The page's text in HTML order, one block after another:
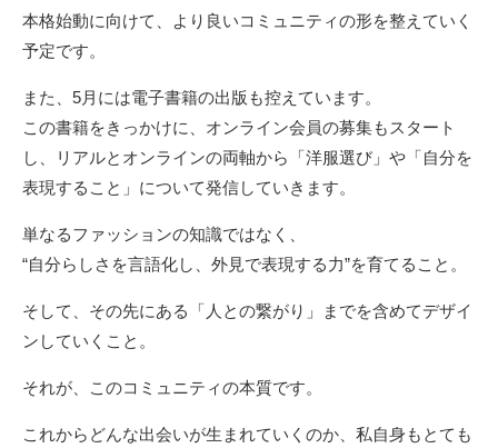
本格始動に向けて、より良いコミュニティの形を整えていく
予定です。
また、5月には電子書籍の出版も控えています。
この書籍をきっかけに、オンライン会員の募集もスタート
し、リアルとオンラインの両軸から「洋服選び」や「自分を
表現すること」について発信していきます。
単なるファッションの知識ではなく、
“自分らしさを言語化し、外見で表現する力”を育てること。
そして、その先にある「人との繋がり」までを含めてデザイ
ンしていくこと。
それが、このコミュニティの本質です。
これからどんな出会いが生まれていくのか、私自身もとても